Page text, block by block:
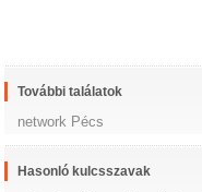
További találatok
network Pécs
Hasonló kulcsszavak